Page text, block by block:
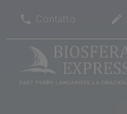
Contatto